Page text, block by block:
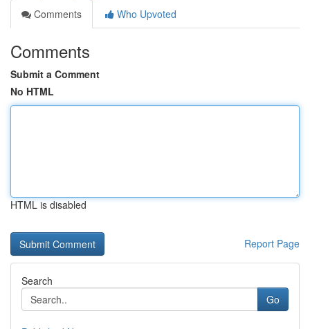
Comments
Who Upvoted
Comments
Submit a Comment
No HTML
HTML is disabled
Report Page
Search
Go